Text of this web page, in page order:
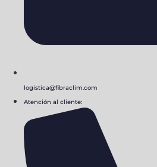
logistica@fibraclim.com
Atención al cliente: